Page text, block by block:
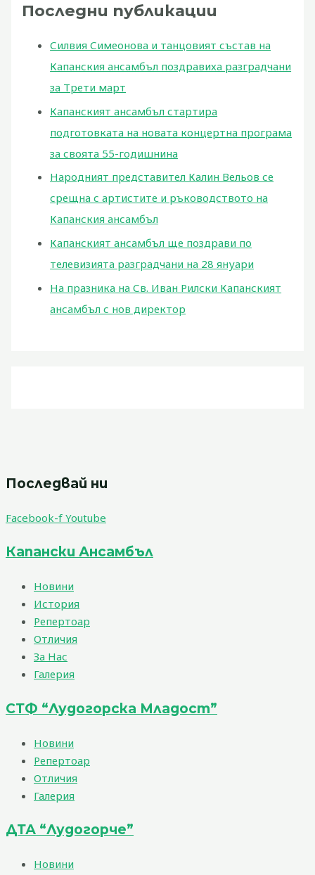
Последни публикации
Силвия Симеонова и танцовият състав на
Капанския ансамбъл поздравиха разградчани
за Трети март
Капанският ансамбъл стартира
подготовката на новата концертна програма
за своята 55-годишнина
Народният представител Калин Вельов се
срещна с артистите и ръководството на
Капанския ансамбъл
Капанският ансамбъл ще поздрави по
телевизията разградчани на 28 януари
На празника на Св. Иван Рилски Капанският
ансамбъл с нов директор
Последвай ни
Facebook-f Youtube
Капански Ансамбъл
Новини
История
Репертоар
Отличия
За Нас
Галерия
СТФ “Лудогорска Младост”
Новини
Репертоар
Отличия
Галерия
ДТА “Лудогорче”
Новини